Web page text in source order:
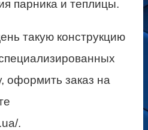
парника и теплицы.
такую конструкцию
оформить заказ на
.